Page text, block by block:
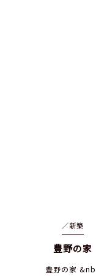
／新築
豊野の家
豊野の家